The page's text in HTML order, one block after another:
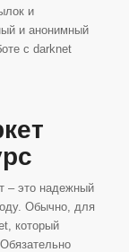
и
и анонимный
с darknet
– это надежный
Обычно, для
который